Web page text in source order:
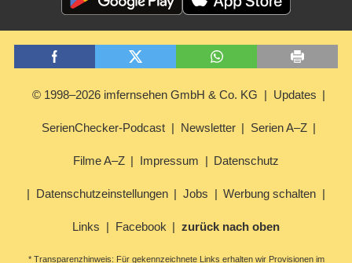
© 1998–2026 imfernsehen GmbH & Co. KG Updates
SerienChecker-Podcast Newsletter Serien A–Z
Filme A–Z Impressum Datenschutz
Datenschutzeinstellungen Jobs Werbung schalten
Links Facebook zurück nach oben
* Transparenzhinweis: Für gekennzeichnete Links erhalten wir Provisionen im